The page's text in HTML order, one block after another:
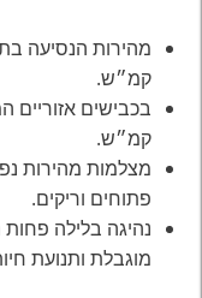
קמ״ש.
קמ״ש.
מצלמות מהירות
פתוחים וריקים.
נהיגה בלילה
מוגבלת ותנועת